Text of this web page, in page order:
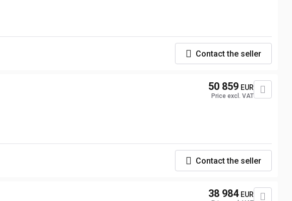
Contact the seller
50 859 EUR
Price excl. VAT
Contact the seller
38 984 EUR